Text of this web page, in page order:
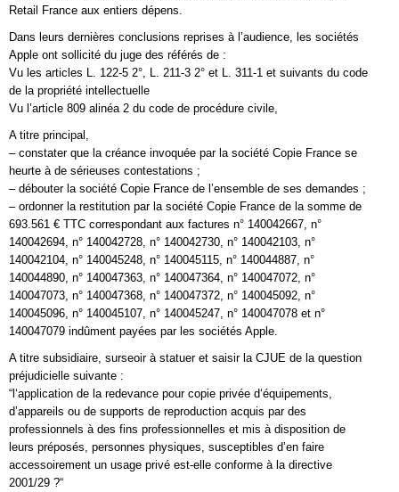
Retail France aux entiers dépens.
Dans leurs dernières conclusions reprises à l’audience, les sociétés
Apple ont sollicité du juge des référés de :
Vu les articles L. 122-5 2°, L. 211-3 2° et L. 311-1 et suivants du code
de la propriété intellectuelle
Vu l’article 809 alinéa 2 du code de procédure civile,
A titre principal,
– constater que la créance invoquée par la société Copie France se
heurte à de sérieuses contestations ;
– débouter la société Copie France de l’ensemble de ses demandes ;
– ordonner la restitution par la société Copie France de la somme de
693.561 € TTC correspondant aux factures n° 140042667, n°
140042694, n° 140042728, n° 140042730, n° 140042103, n°
140042104, n° 140045248, n° 140045115, n° 140044887, n°
140044890, n° 140047363, n° 140047364, n° 140047072, n°
140047073, n° 140047368, n° 140047372, n° 140045092, n°
140045096, n° 140045107, n° 140045247, n° 140047078 et n°
140047079 indûment payées par les sociétés Apple.
A titre subsidiaire, surseoir à statuer et saisir la CJUE de la question
préjudicielle suivante :
“l‘application de la redevance pour copie privée d‘équipements,
d’appareils ou de supports de reproduction acquis par des
professionnels à des fins professionnelles et mis à disposition de
leurs préposés, personnes physiques, susceptibles d’en faire
accessoirement un usage privé est-elle conforme à la directive
2001/29 ?“